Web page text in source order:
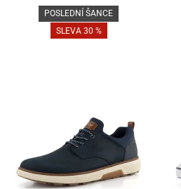
POSLEDNÍ ŠANCE
SLEVA 30 %